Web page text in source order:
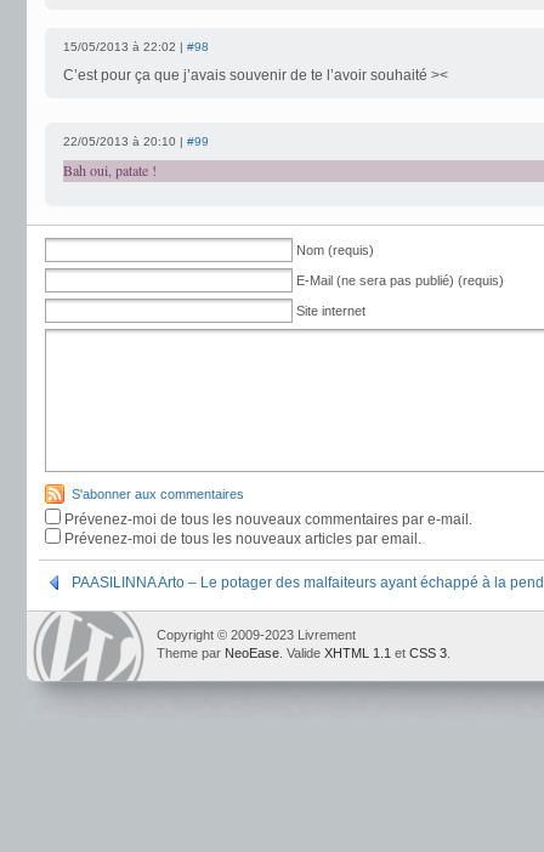
15/05/2013 à 22:02 | #98
C’est pour ça que j’avais souvenir de te l’avoir souhaité ><
22/05/2013 à 20:10 | #99
Bah oui, patate !
Nom (requis)
E-Mail (ne sera pas publié) (requis)
Site internet
S'abonner aux commentaires
Prévenez-moi de tous les nouveaux commentaires par e-mail.
Prévenez-moi de tous les nouveaux articles par email.
PAASILINNA Arto – Le potager des malfaiteurs ayant échappé à la
Copyright © 2009-2023 Livrement
Theme par NeoEase . Valide XHTML 1.1 et CSS 3